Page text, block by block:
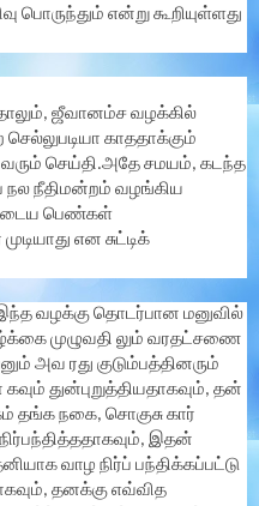
பொருந்தும் என்று கூறியுள்ளது
ஜீவானம்ச வழக்கில்
காததாக்கும்
செய்தி.அதே சமயம், கடந்த
நல நீதிமன்றம் வழங்கிய
பெண்கள்
என சுட்டிக்
வழக்கு தொடர்பான மனுவில்
முழுவதி லும் வரதட்சணை
அவ ரது குடும்பத்தினரும்
துன்புறுத்தியதாகவும், தன்
தங்க நகை, சொகுசு கார்
இதன்
வாழ நிர்ப் பந்திக்கப்பட்டு
தனக்கு எவ்வித